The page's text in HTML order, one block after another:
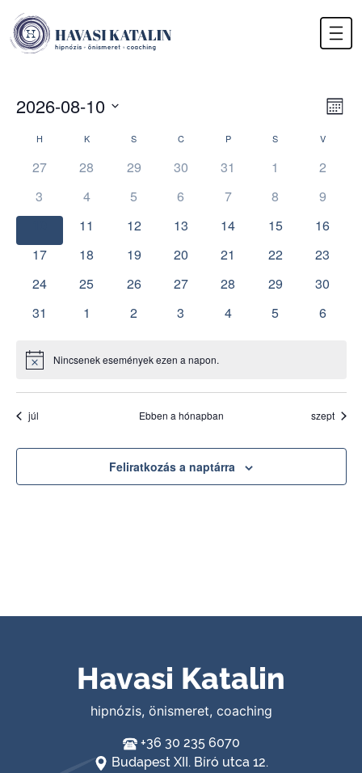
Skip
Havasi Katalin
hipnózis, önismeret, coaching
2026-08-10
kiválasztása.
Események
naptár
H KKEDD S CCSÜTÖRTÖK
PPÉNTEK S SZOMBATV
27 28 29 30 31 1
2
3
4 5 6 7 8
9
11 12 13 14 15
16
17
18 19 20 21 22
23
24
25 26 27 28 29
30
31
1 2 3 4 5 6
Notice Nincsenek események ezen a napon.
júl Ebben a hónapban szept
Feliratkozás a naptárra
Havasi Katalin
hipnózis, önismeret, coaching
+36 30 235 6070
Budapest XII. Bíró utca 12.